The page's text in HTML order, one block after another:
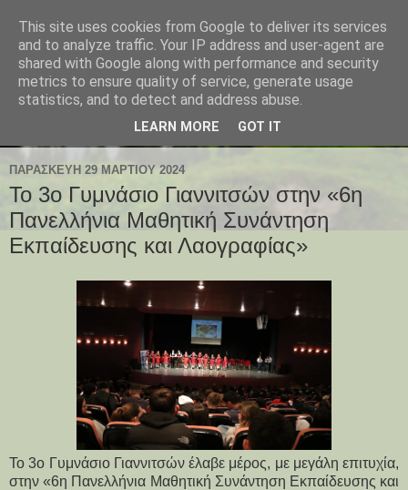
ΠΑΡΑΣΚΕΥΉ 29 ΜΑΡΤΊΟΥ 2024
Το 3ο Γυμνάσιο Γιαννιτσών στην «6η
Πανελλήνια Μαθητική Συνάντηση
Εκπαίδευσης και Λαογραφίας»
Το 3ο Γυμνάσιο Γιαννιτσών έλαβε μέρος, με μεγάλη επιτυχία,
στην «6η Πανελλήνια Μαθητική Συνάντηση Εκπαίδευσης και
This site uses cookies from Google to deliver its services
and to analyze traffic. Your IP address and user-agent are
shared with Google along with performance and security
metrics to ensure quality of service, generate usage
statistics, and to detect and address abuse.
LEARN MORE GOT IT